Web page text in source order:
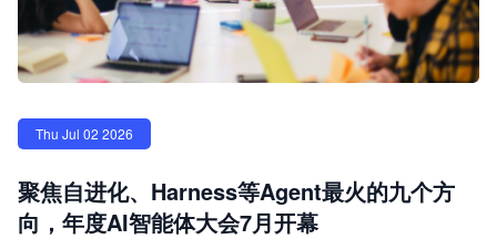
Thu Jul 02 2026
聚焦自进化、Harness等Agent最火的九个方
向，年度AI智能体大会7月开幕